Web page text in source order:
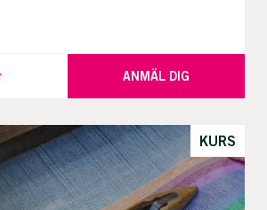
ANMÄL DIG
KURS